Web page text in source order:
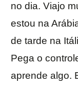
no dia. Viajo
estou na
de tarde na
Pega o
aprende algo.